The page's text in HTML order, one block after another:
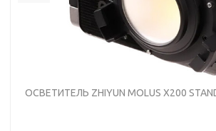
ОСВЕТИТЕЛЬ ZHIYUN MOLUS X200